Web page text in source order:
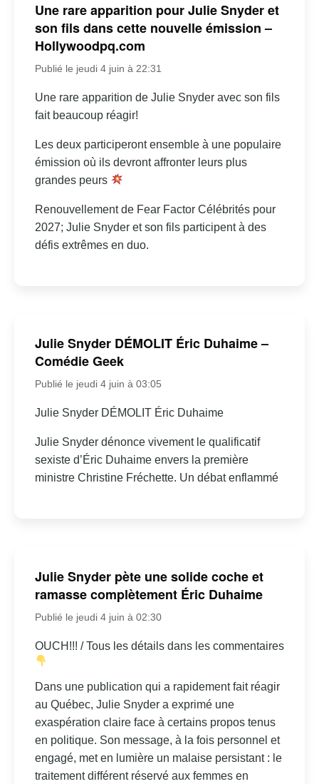
Une rare apparition pour Julie Snyder et
son fils dans cette nouvelle émission –
Hollywoodpq.com
Publié le jeudi 4 juin à 22:31
Une rare apparition de Julie Snyder avec son fils
fait beaucoup réagir!
Les deux participeront ensemble à une populaire
émission où ils devront affronter leurs plus
grandes peurs
Renouvellement de Fear Factor Célébrités pour
2027; Julie Snyder et son fils participent à des
défis extrêmes en duo.
Julie Snyder DÉMOLIT Éric Duhaime –
Comédie Geek
Publié le jeudi 4 juin à 03:05
Julie Snyder DÉMOLIT Éric Duhaime
Julie Snyder dénonce vivement le qualificatif
sexiste d’Éric Duhaime envers la première
ministre Christine Fréchette. Un débat enflammé
Julie Snyder pète une solide coche et
ramasse complètement Éric Duhaime
Publié le jeudi 4 juin à 02:30
OUCH!!! / Tous les détails dans les commentaires
Dans une publication qui a rapidement fait réagir
au Québec, Julie Snyder a exprimé une
exaspération claire face à certains propos tenus
en politique. Son message, à la fois personnel et
engagé, met en lumière un malaise persistant : le
traitement différent réservé aux femmes en